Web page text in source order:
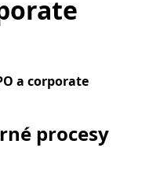
a corporate
procesy